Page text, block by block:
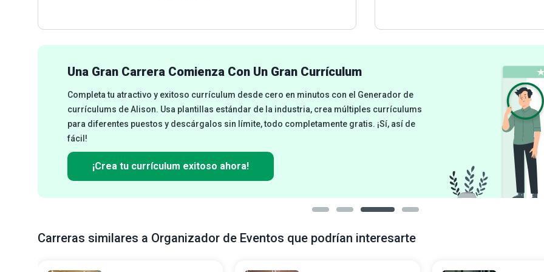
Una Gran Carrera Comienza Con Un Gran Currículum
Completa tu atractivo y exitoso currículum desde cero en minutos con el Generador de
currículums de Alison. Usa plantillas estándar de la industria, crea múltiples currículums
para diferentes puestos y descárgalos sin límite, todo completamente gratis. ¡Sí, así de
fácil!
¡Crea tu currículum exitoso ahora!
Carreras similares a Organizador de Eventos que podrían interesarte